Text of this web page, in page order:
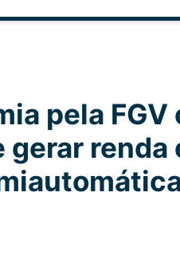
pela FGV
renda